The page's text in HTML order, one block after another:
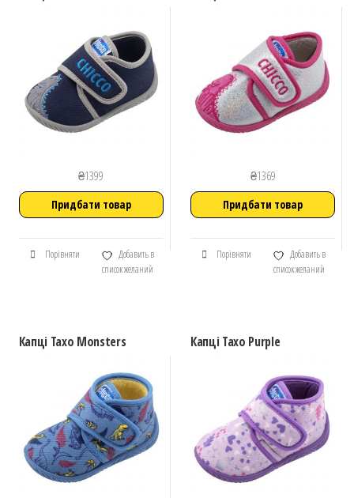
₴1399
Придбати товар
Порівняти
Добавить в
список желаний
₴1369
Придбати товар
Порівняти
Добавить в
список желаний
Капці Taxo Monsters Капці Taxo Purple